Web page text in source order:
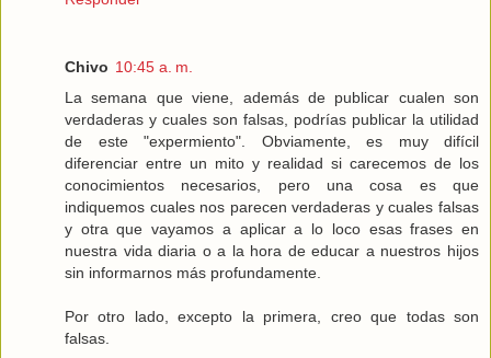
Chivo 10:45 a. m.
La semana que viene, además de publicar cualen son
verdaderas y cuales son falsas, podrías publicar la utilidad
de este "expermiento". Obviamente, es muy difícil
diferenciar entre un mito y realidad si carecemos de los
conocimientos necesarios, pero una cosa es que
indiquemos cuales nos parecen verdaderas y cuales falsas
y otra que vayamos a aplicar a lo loco esas frases en
nuestra vida diaria o a la hora de educar a nuestros hijos
sin informarnos más profundamente.
Por otro lado, excepto la primera, creo que todas son
falsas.